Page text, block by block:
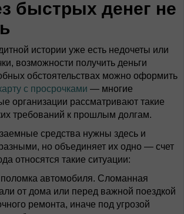
быстрых денег не
истории уже есть недочеты или
возможности получить деньги
обстоятельствах можно оформить
с просрочками — многие
организации рассматривают такие
требований к прошлым долгам.
средства нужны здесь и
но объединяет их одно — счет
относятся такие ситуации:
автомобиля. Сломанная
от дома или перед важной поездкой
ремонта, иначе под угрозой